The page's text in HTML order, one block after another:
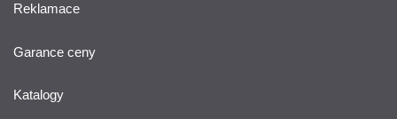
Reklamace
Garance ceny
Katalogy